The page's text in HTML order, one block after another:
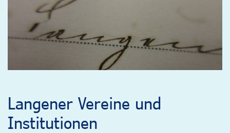
Langener Vereine und
Institutionen